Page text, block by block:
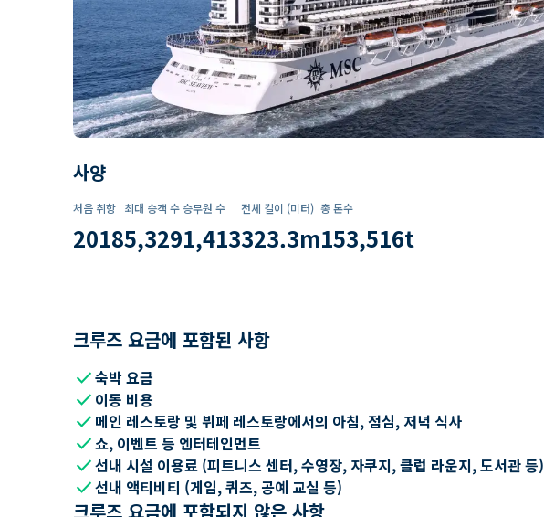
사양
처음 취항
2018
최대 승객 수
5,329
승무원 수
1,413
전체 길이 (미터)
323.3m
총 톤수
153,516t
크루즈 요금에 포함된 사항
check숙박 요금
check 이동 비용
check 메인 레스토랑 및 뷔페 레스토랑에서의 아침, 점심, 저녁 식사
check쇼, 이벤트 등 엔터테인먼트
check선내 시설 이용료 (피트니스 센터, 수영장, 자쿠지, 클럽 라운지, 도서관 등)
check선내 액티비티 (게임, 퀴즈, 공예 교실 등)
크루즈 요금에 포함되지 않은 사항